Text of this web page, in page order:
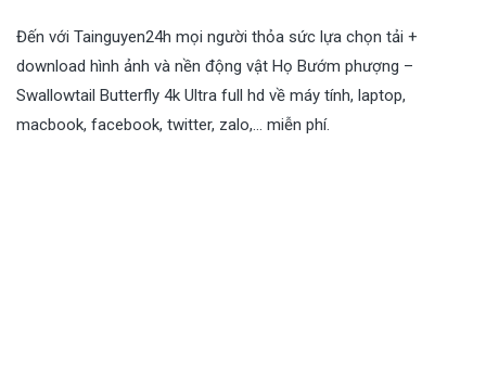
Đến với Tainguyen24h mọi người thỏa sức lựa chọn tải +
download hình ảnh và nền động vật Họ Bướm phượng –
Swallowtail Butterfly 4k Ultra full hd về máy tính, laptop,
macbook, facebook, twitter, zalo,… miễn phí.